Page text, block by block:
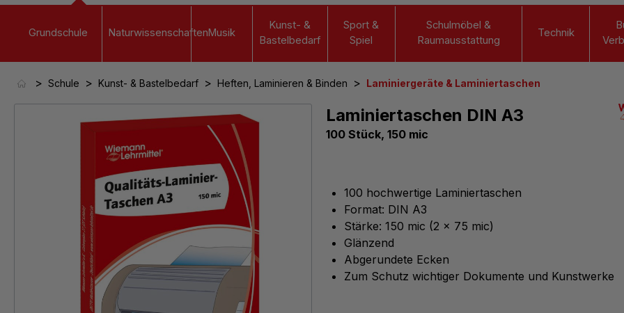
Grundschule NaturwissenschaftenMusik
Kunst- &
Bastelbedarf
Sport &
Spiel
Schulmöbel &
Raumausstattung
Technik
> Schule > Kunst- & Bastelbedarf > Heften, Laminieren & Binden > Laminiergeräte & Laminiertaschen
Laminiertaschen DIN A3
100 Stück, 150 mic
100 hochwertige Laminiertaschen
Format: DIN A3
Stärke: 150 mic (2 x 75 mic)
Glänzend
Abgerundete Ecken
Zum Schutz wichtiger Dokumente und Kunstwerke